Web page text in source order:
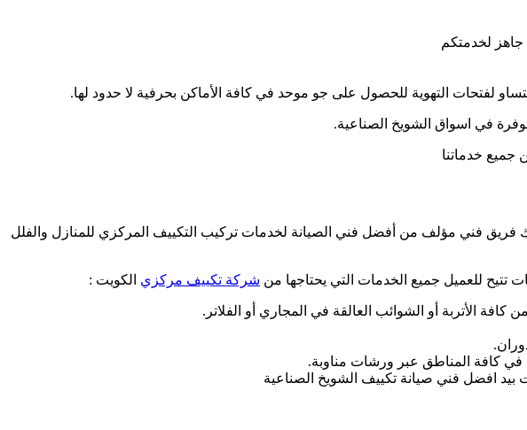
لخدمتكم
لفتحات التهوية للحصول على جو موحد في كافة الأماكن بحرفية لا حدود لها.
في اسواق الشويخ الصناعية.
جميع خدماتنا
فريق فني مؤلف من أفضل فني الصيانة لخدمات تركيب التكييف المركزي للمنازل والفلل
للعميل جميع الخدمات التي يحتاجها من شركة تكييف مركزي الكويت :
الأتربة أو الشوائب العالقة في المجاري أو الفلاتر.
افضل فني صيانة تكييف الشويخ الصناعية